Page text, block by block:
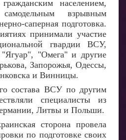
населением,
самодельным взрывным
саперная подготовка.
принимали участие
гвардии ВСУ,
"Омега" и другие
Запорожья, Одессы,
и Винницы.
состава ВСУ по другим
специалисты из
Литвы и Польши.
сторона провела
по подготовке своих